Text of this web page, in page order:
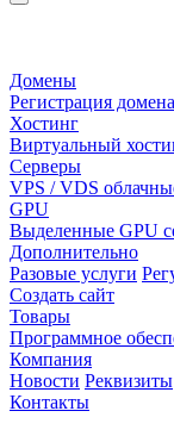
Домены
Регистрация домена
Хостинг
Виртуальный
Серверы
VPS / VDS
GPU
Выделенные GPU
Дополнительно
Разовые услуги
Создать сайт
Товары
Программное
Компания
Новости Реквизиты
Контакты